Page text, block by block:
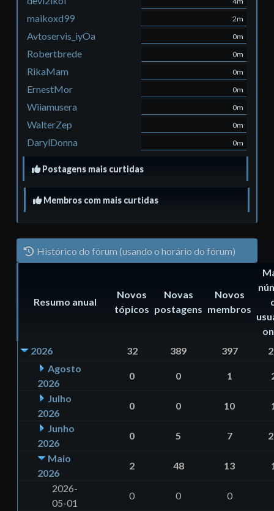
maikoxd99 2m
Avtoservis_iyOa 0m
Robertbrede 0m
RikaMam 0m
ErnestMor 0m
Wiiamusera 0m
WalterZep 0m
DarylDonna 0m
Postagens mais curtidas
Membros com mais curtidas
Histórico do fórum (usando o horário do fórum)
Resumo anual
Novos
tópicos
Novas
postagens
Novos
membros
2026
32 389 397
Agosto
2026
0 0 1
Julho
2026
0 0 10
Junho
2026
0 5 7
Maio
2026
2 48 13
2026-
05-01
0 0 0